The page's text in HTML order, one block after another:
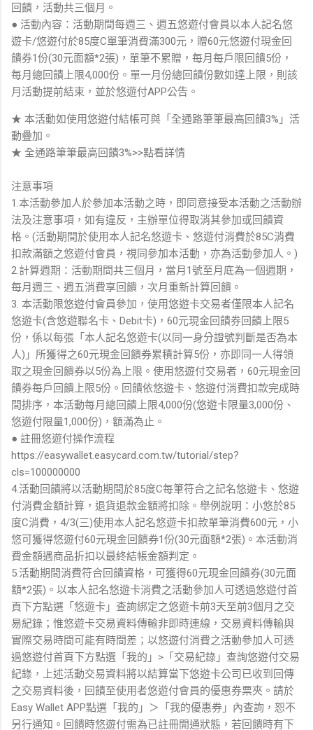
回饋，活動共三個月。
● 活動內容：活動期間每週三、週五悠遊付會員以本人記名悠
遊卡/悠遊付於85度C單筆消費滿300元，贈60元悠遊付現金回
饋券1份(30元面額*2張)，單筆不累贈，每月每戶限回饋5份，
每月總回饋上限4,000份。單一月份總回饋份數如達上限，則該
月活動提前結束，並於悠遊付APP公告。
★ 本活動如使用悠遊付結帳可與「全通路筆筆最高回饋3%」活
動疊加。
★ 全通路筆筆最高回饋3%>>點看詳情
注意事項
1.本活動參加人於參加本活動之時，即同意接受本活動之活動辦
法及注意事項，如有違反，主辦單位得取消其參加或回饋資
格。(活動期間於使用本人記名悠遊卡、悠遊付消費於85C消費
扣款滿額之悠遊付會員，視同參加本活動，亦為活動參加人。)
2.計算週期：活動期間共三個月，當月1號至月底為一個週期，
每月週三、週五消費享回饋，次月重新計算回饋。
3. 本活動限悠遊付會員參加，使用悠遊卡交易者僅限本人記名
悠遊卡(含悠遊聯名卡、Debit卡)，60元現金回饋券回饋上限5
份，係以每張「本人記名悠遊卡(以同一身分證號判斷是否為本
人)」所獲得之60元現金回饋券累積計算5份，亦即同一人得領
取之現金回饋券以5份為上限。使用悠遊付交易者，60元現金回
饋券每戶回饋上限5份。回饋依悠遊卡、悠遊付消費扣款完成時
間排序，本活動每月總回饋上限4,000份(悠遊卡限量3,000份、
悠遊付限量1,000份)，額滿為止。
● 註冊悠遊付操作流程
https://easywallet.easycard.com.tw/tutorial/step?
cls=100000000
4.活動回饋將以活動期間於85度C每筆符合之記名悠遊卡、悠遊
付消費金額計算，退貨退款金額將扣除。舉例說明：小悠於85
度C消費，4/3(三)使用本人記名悠遊卡扣款單筆消費600元，小
悠可獲得悠遊付60元現金回饋券1份(30元面額*2張)。本活動消
費金額遇商品折扣以最終結帳金額判定。
5.活動期間消費符合回饋資格，可獲得60元現金回饋券(30元面
額*2張)。以本人記名悠遊卡消費之活動參加人可透過悠遊付首
頁下方點選「悠遊卡」查詢綁定之悠遊卡前3天至前3個月之交
易紀錄；惟悠遊卡交易資料傳輸非即時連線，交易資料傳輸與
實際交易時間可能有時間差；以悠遊付消費之活動參加人可透
過悠遊付首頁下方點選「我的」>「交易紀錄」查詢悠遊付交易
紀錄，上述活動交易資料將以結算當下悠遊卡公司已收到回傳
之交易資料後，回饋至使用者悠遊付會員的優惠券票夾。請於
Easy Wallet APP點選「我的」＞「我的優惠券」內查詢，恕不
另行通知。回饋時悠遊付需為已註冊開通狀態，若回饋時有下